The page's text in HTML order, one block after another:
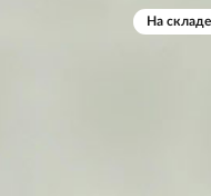
На складе